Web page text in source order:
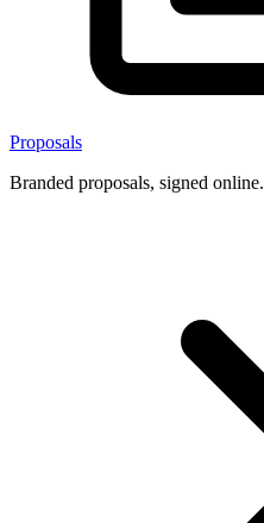
Proposals
Branded proposals, signed online.